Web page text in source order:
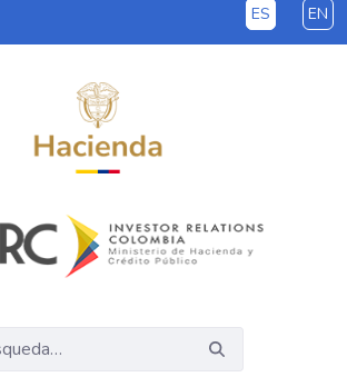
ES EN